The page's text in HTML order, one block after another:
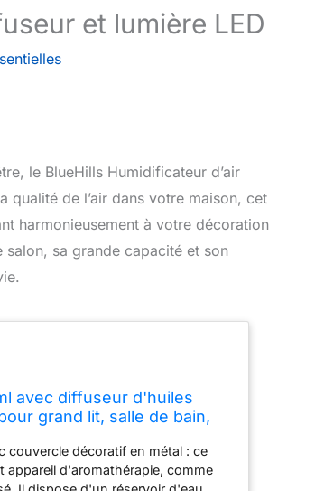
et lumière LED
le BlueHills Humidificateur d’air
de l’air dans votre maison, cet
harmonieusement à votre décoration
sa grande capacité et son
avec diffuseur d'huiles
grand lit, salle de bain,
couvercle décoratif en métal : ce
appareil d'aromathérapie, comme